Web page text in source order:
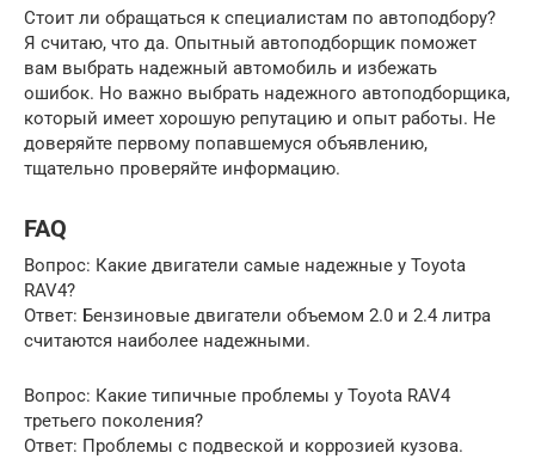
Стоит ли обращаться к специалистам по автоподбору?
Я считаю, что да. Опытный автоподборщик поможет
вам выбрать надежный автомобиль и избежать
ошибок. Но важно выбрать надежного автоподборщика,
который имеет хорошую репутацию и опыт работы. Не
доверяйте первому попавшемуся объявлению,
тщательно проверяйте информацию.
FAQ
Вопрос: Какие двигатели самые надежные у Toyota
RAV4?
Ответ: Бензиновые двигатели объемом 2.0 и 2.4 литра
считаются наиболее надежными.
Вопрос: Какие типичные проблемы у Toyota RAV4
третьего поколения?
Ответ: Проблемы с подвеской и коррозией кузова.